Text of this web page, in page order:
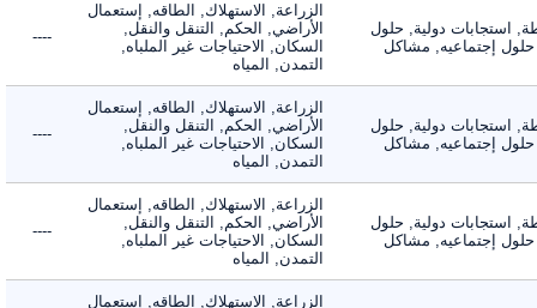
استجابات دولية, حلول
إجتماعيه, مشاكل
الزراعة, الاستهلاك, الطاقه, إستعمال
الأراضي, الحكم, التنقل والنقل,
السكان, الاحتياجات غير الملباه,
التمدن, المياه
----
استجابات دولية, حلول
إجتماعيه, مشاكل
الزراعة, الاستهلاك, الطاقه, إستعمال
الأراضي, الحكم, التنقل والنقل,
السكان, الاحتياجات غير الملباه,
التمدن, المياه
----
استجابات دولية, حلول
إجتماعيه, مشاكل
الزراعة, الاستهلاك, الطاقه, إستعمال
الأراضي, الحكم, التنقل والنقل,
السكان, الاحتياجات غير الملباه,
التمدن, المياه
----
الزراعة, الاستهلاك, الطاقه, إستعمال